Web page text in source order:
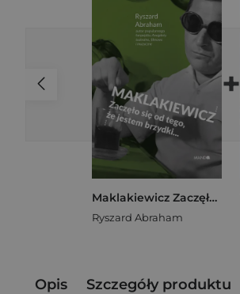
Maklakiewicz Zaczęło się od tego, że jestem brzydki...
Ryszard Abraham
+
Opis Szczegóły produktu